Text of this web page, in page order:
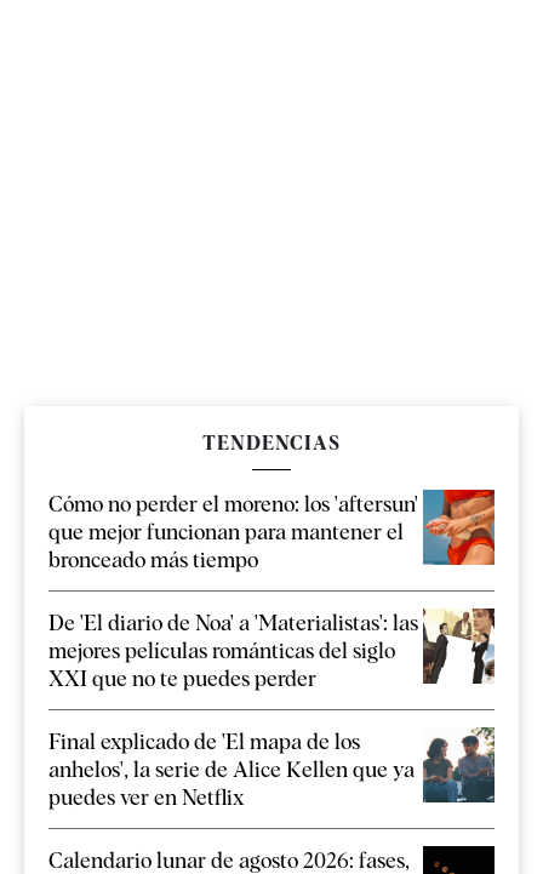
TENDENCIAS
Cómo no perder el moreno: los 'aftersun'
que mejor funcionan para mantener el
bronceado más tiempo
De 'El diario de Noa' a 'Materialistas': las
mejores películas románticas del siglo
XXI que no te puedes perder
Final explicado de 'El mapa de los
anhelos', la serie de Alice Kellen que ya
puedes ver en Netflix
Calendario lunar de agosto 2026: fases,